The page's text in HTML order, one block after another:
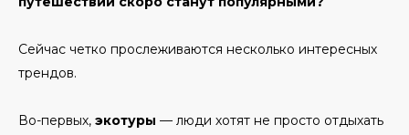
Сейчас четко прослеживаются несколько интересных
трендов.
Во-первых, экотуры — люди хотят не просто отдыхать